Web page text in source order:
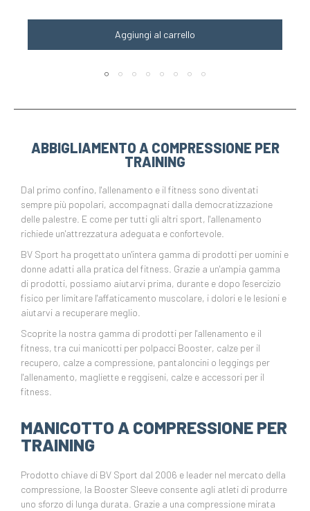
Aggiungi al carrello
ABBIGLIAMENTO A COMPRESSIONE PER
TRAINING
Dal primo confino, l'allenamento e il fitness sono diventati
sempre più popolari, accompagnati dalla democratizzazione
delle palestre. E come per tutti gli altri sport, l'allenamento
richiede un'attrezzatura adeguata e confortevole.
BV Sport ha progettato un'intera gamma di prodotti per uomini e
donne adatti alla pratica del fitness. Grazie a un'ampia gamma
di prodotti, possiamo aiutarvi prima, durante e dopo l'esercizio
fisico per limitare l'affaticamento muscolare, i dolori e le lesioni e
aiutarvi a recuperare meglio.
Scoprite la nostra gamma di prodotti per l'allenamento e il
fitness, tra cui manicotti per polpacci Booster, calze per il
recupero, calze a compressione, pantaloncini o leggings per
l'allenamento, magliette e reggiseni, calze e accessori per il
fitness.
MANICOTTO A COMPRESSIONE PER
TRAINING
Prodotto chiave di BV Sport dal 2006 e leader nel mercato della
compressione, la Booster Sleeve consente agli atleti di produrre
uno sforzo di lunga durata. Grazie a una compressione mirata